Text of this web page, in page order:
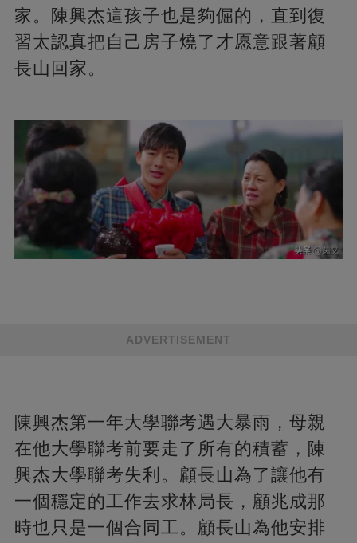
家。陳興杰這孩子也是夠倔的，直到復
習太認真把自己房子燒了才愿意跟著顧
長山回家。
ADVERTISEMENT
陳興杰第一年大學聯考遇大暴雨，母親
在他大學聯考前要走了所有的積蓄，陳
興杰大學聯考失利。顧長山為了讓他有
一個穩定的工作去求林局長，顧兆成那
時也只是一個合同工。顧長山為他安排